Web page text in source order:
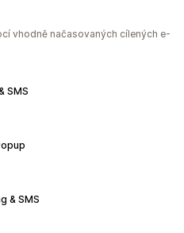
vhodně načasovaných cílených e-
SMS
& SMS